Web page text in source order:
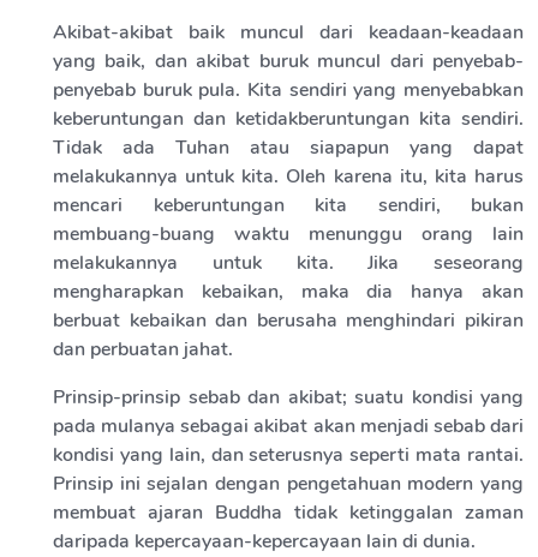
Akibat-akibat baik muncul dari keadaan-keadaan
yang baik, dan akibat buruk muncul dari penyebab-
penyebab buruk pula. Kita sendiri yang menyebabkan
keberuntungan dan ketidakberuntungan kita sendiri.
Tidak ada Tuhan atau siapapun yang dapat
melakukannya untuk kita. Oleh karena itu, kita harus
mencari keberuntungan kita sendiri, bukan
membuang-buang waktu menunggu orang lain
melakukannya untuk kita. Jika seseorang
mengharapkan kebaikan, maka dia hanya akan
berbuat kebaikan dan berusaha menghindari pikiran
dan perbuatan jahat.
Prinsip-prinsip sebab dan akibat; suatu kondisi yang
pada mulanya sebagai akibat akan menjadi sebab dari
kondisi yang lain, dan seterusnya seperti mata rantai.
Prinsip ini sejalan dengan pengetahuan modern yang
membuat ajaran Buddha tidak ketinggalan zaman
daripada kepercayaan-kepercayaan lain di dunia.